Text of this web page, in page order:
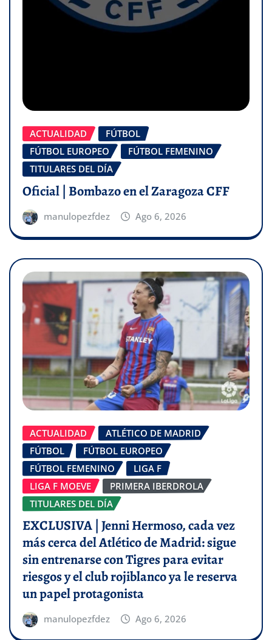
ACTUALIDAD
FÚTBOL
FÚTBOL EUROPEO
FÚTBOL FEMENINO
TITULARES DEL DÍA
Oficial | Bombazo en el Zaragoza CFF
manulopezfdez Ago 6, 2026
ACTUALIDAD
ATLÉTICO DE MADRID
FÚTBOL
FÚTBOL EUROPEO
FÚTBOL FEMENINO
LIGA F
LIGA F MOEVE
PRIMERA IBERDROLA
TITULARES DEL DÍA
EXCLUSIVA | Jenni Hermoso, cada vez
más cerca del Atlético de Madrid: sigue
sin entrenarse con Tigres para evitar
riesgos y el club rojiblanco ya le reserva
un papel protagonista
manulopezfdez Ago 6, 2026